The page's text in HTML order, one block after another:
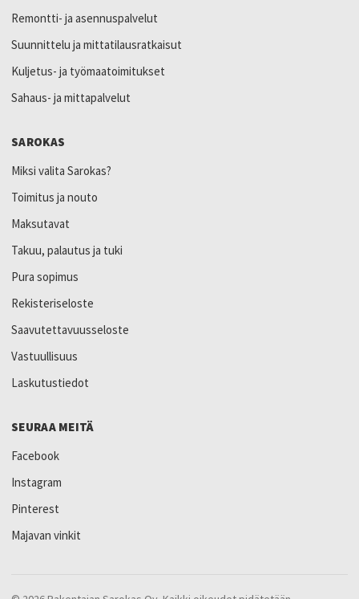
Remontti- ja asennuspalvelut
Suunnittelu ja mittatilausratkaisut
Kuljetus- ja työmaatoimitukset
Sahaus- ja mittapalvelut
SAROKAS
Miksi valita Sarokas?
Toimitus ja nouto
Maksutavat
Takuu, palautus ja tuki
Pura sopimus
Rekisteriseloste
Saavutettavuusseloste
Vastuullisuus
Laskutustiedot
SEURAA MEITÄ
Facebook
Instagram
Pinterest
Majavan vinkit